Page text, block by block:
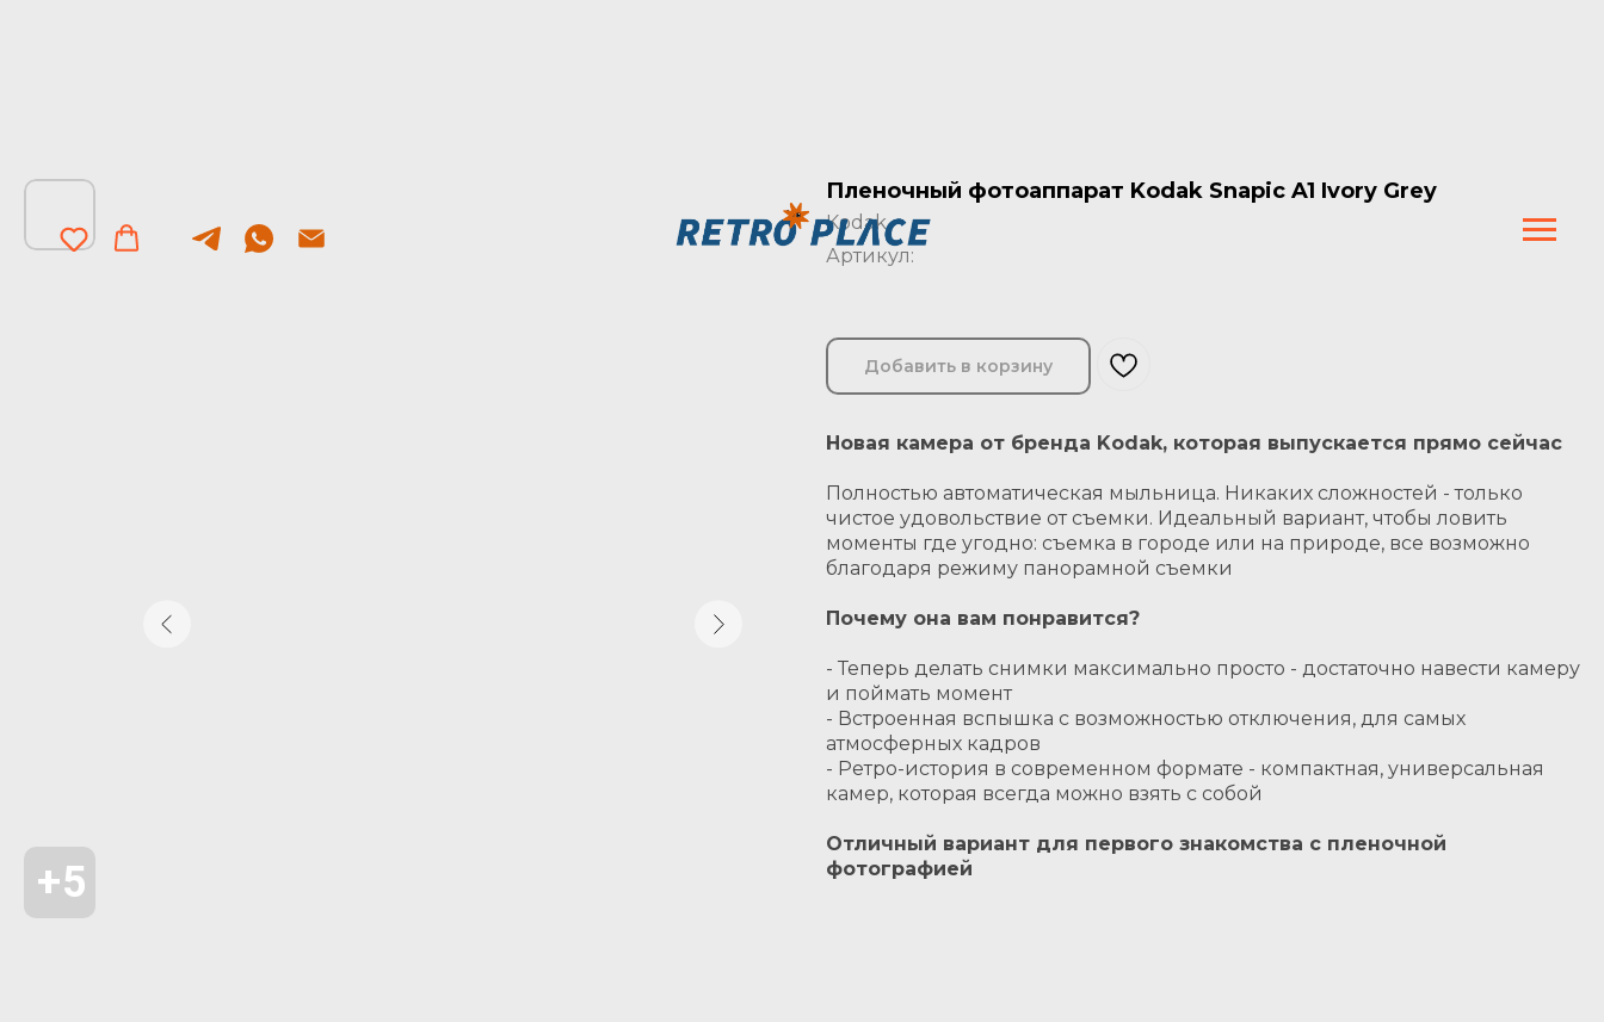
Пленочный фотоаппарат Kodak Snapic A1 Ivory Grey
Kodak
Артикул:
Добавить в корзину
Новая камера от бренда Kodak, которая выпускается прямо сейчас
Полностью автоматическая мыльница. Никаких сложностей - только
чистое удовольствие от съемки. Идеальный вариант, чтобы ловить
моменты где угодно: съемка в городе или на природе, все возможно
благодаря режиму панорамной съемки
Почему она вам понравится?
- Теперь делать снимки максимально просто - достаточно навести камеру
и поймать момент
- Встроенная вспышка с возможностью отключения, для самых
атмосферных кадров
- Ретро-история в современном формате - компактная, универсальная
камер, которая всегда можно взять с собой
Отличный вариант для первого знакомства с пленочной
фотографией